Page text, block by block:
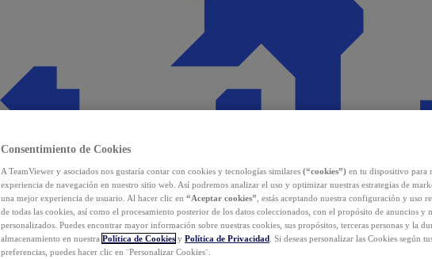
Consentimiento de Cookies
A TeamViewer y asociados nos gustaría contar con cookies y tecnologías similares (“cookies”) en tu dispositivo para
experiencia de navegación en nuestro sitio web. Así podremos analizar el uso y optimizar nuestras estrategias de
una mejor experiencia de usuario. Al hacer clic en “Aceptar cookies” , estás aceptando nuestra configuración y uso
de todas las cookies, así como el procesamiento posterior de los datos coleccionados, con el propósito de anuncios y
personalizados. Puedes encontrar mayor información sobre nuestras cookies, sus propósitos, terceras personas y la
almacenamiento en nuestra Política de Cookies y Política de Privacidad . Si deseas personalizar las Cookies según
preferencias, puedes hacer clic en ¨Personalizar Cookies¨.